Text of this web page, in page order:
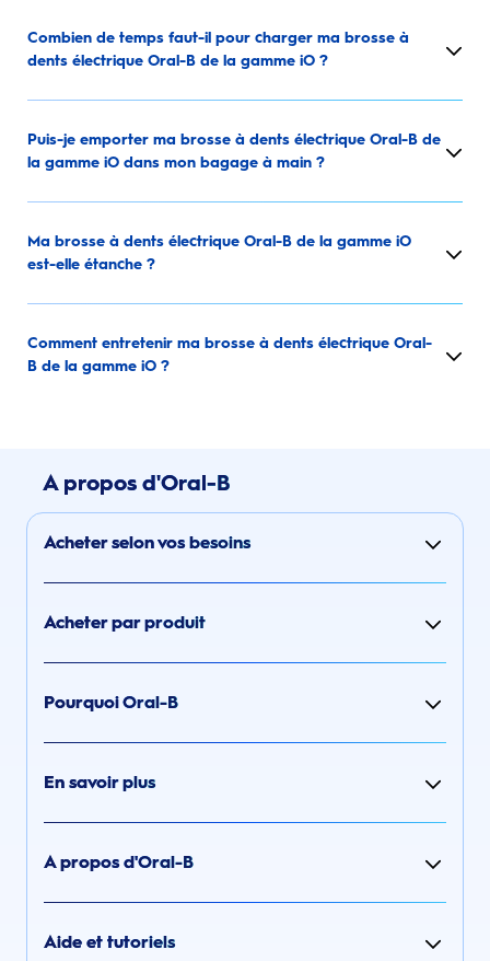
Combien de temps faut-il pour charger ma brosse à
dents électrique Oral-B de la gamme iO ?
Puis-je emporter ma brosse à dents électrique Oral-B de
la gamme iO dans mon bagage à main ?
Ma brosse à dents électrique Oral-B de la gamme iO
est-elle étanche ?
Comment entretenir ma brosse à dents électrique Oral-
B de la gamme iO ?
A propos d'Oral-B
Acheter selon vos besoins
Acheter par produit
Pourquoi Oral-B
En savoir plus
A propos d'Oral-B
Aide et tutoriels